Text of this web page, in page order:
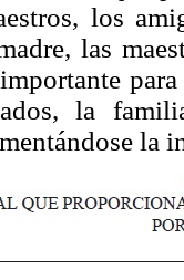
los
las
la
la